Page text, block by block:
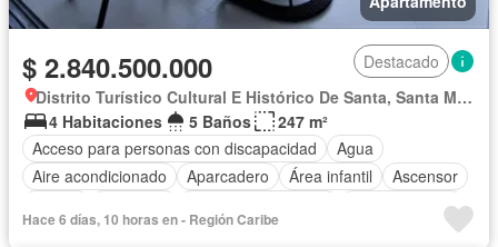
$ 2.840.500.000
Destacado
Distrito Turístico Cultural E Histórico De Santa, Santa Marta
4 Habitaciones
5 Baños
247 m²
Acceso para personas con discapacidad
Agua
Aire acondicionado
Aparcadero Área infantil
Ascensor
Cocina integral
Cuarto de servicio
Gas natural
Hace 6 días, 10 horas en - Región Caribe